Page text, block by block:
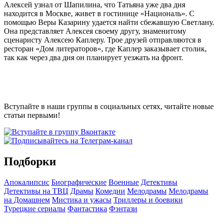
Алексей узнал от Шапилина, что Татьяна уже два дня
находится в Москве, живет в гостинице «Националь». С
помощью Веры Казарину удается найти сбежавшую Светлану.
Она представляет Алексея своему другу, знаменитому
сценаристу Алексею Каплеру. Трое друзей отправляются в
ресторан «Дом литераторов», где Каплер заказывает столик,
так как через два дня он планирует уезжать на фронт.
Вступайте в наши группы в социальных сетях, читайте новые
статьи первыми!
Подборки
Апокалипсис Биографические Военные Детективы
Детективы на ТВЦ Драмы Комедии Мелодрамы Мелодрамы
на Домашнем Мистика и ужасы Триллеры и боевики
Турецкие сериалы Фантастика Фэнтази